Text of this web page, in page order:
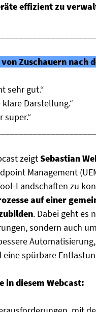
effizient zu
Zuschauern nach
sehr gut.“
Darstellung.“
super.“
zeigtSebastian
Management
Landschaften zu
auf einer
. Dabei geht es
sondern auch
spürbare
in diesem Webcast: